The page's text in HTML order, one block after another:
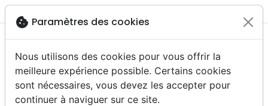
menu
cookie Paramètres des cookies
Nous utilisons des cookies pour vous offrir la
meilleure expérience possible. Certains cookies
sont nécessaires, vous devez les accepter pour
continuer à naviguer sur ce site.